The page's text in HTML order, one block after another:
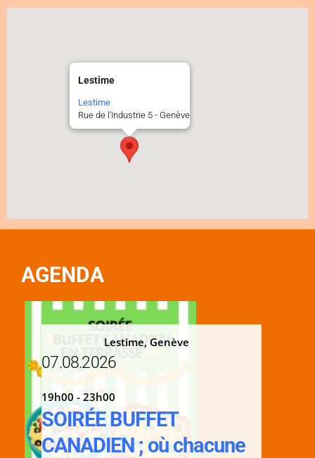
Lestime
Lestime
Rue de l'Industrie 5 - Genève
AGENDA
Lestime, Genève
07.08.2026
19h00 - 23h00
SOIRÉE BUFFET
CANADIEN ; où chacune